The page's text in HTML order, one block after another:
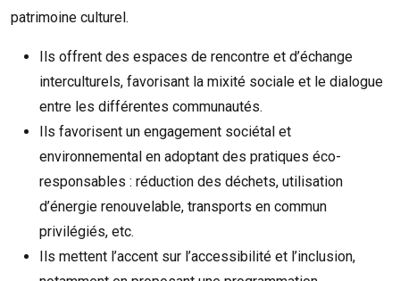
patrimoine culturel.
Ils offrent des espaces de rencontre et d’échange
interculturels, favorisant la mixité sociale et le dialogue
entre les différentes communautés.
Ils favorisent un engagement sociétal et
environnemental en adoptant des pratiques éco-
responsables : réduction des déchets, utilisation
d’énergie renouvelable, transports en commun
privilégiés, etc.
Ils mettent l’accent sur l’accessibilité et l’inclusion,